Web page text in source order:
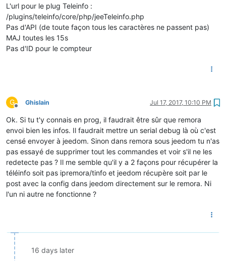
L'url pour le plug Teleinfo :
/plugins/teleinfo/core/php/jeeTeleinfo.php
Pas d'API (de toute façon tous les caractères ne passent pas)
MAJ toutes les 15s
Pas d'ID pour le compteur
G
Offline
Ghislain Jul 17, 2017, 10:10 PM
Ok. Si tu t'y connais en prog, il faudrait être sûr que remora
envoi bien les infos. Il faudrait mettre un serial debug là où c'est
censé envoyer à jeedom. Sinon dans remora sous jeedom tu n'as
pas essayé de supprimer tout les commandes et voir s'il ne les
redetecte pas ? Il me semble qu'il y a 2 façons pour récupérer la
téléinfo soit pas ipremora/tinfo et jeedom récupère soit par le
post avec la config dans jeedom directement sur le remora. Ni
l'un ni autre ne fonctionne ?
16 days later